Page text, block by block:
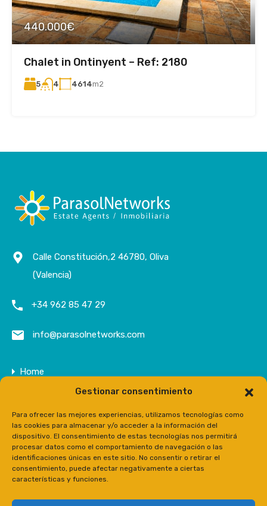
Gestionar consentimiento
Para ofrecer las mejores experiencias, utilizamos tecnologías como
las cookies para almacenar y/o acceder a la información del
dispositivo. El consentimiento de estas tecnologías nos permitirá
procesar datos como el comportamiento de navegación o las
identificaciones únicas en este sitio. No consentir o retirar el
consentimiento, puede afectar negativamente a ciertas
características y funciones.
440.000€
Chalet in Ontinyent – Ref: 2180
5 4 4614m2
Calle Constitución,2 46780, Oliva
(Valencia)
+34 962 85 47 29
info@parasolnetworks.com
Home
Properties
Contact
Prensa